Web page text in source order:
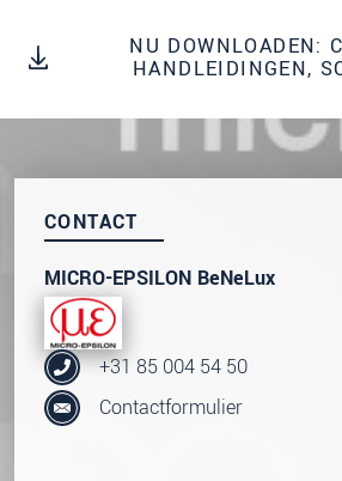
NU DOWNLOADEN:
HANDLEIDINGEN,
CONTACT
MICRO-EPSILON BeNeLux
+31 85 004 54 50
Contactformulier
Privacyverklaring.
BERICHT VERZENDEN